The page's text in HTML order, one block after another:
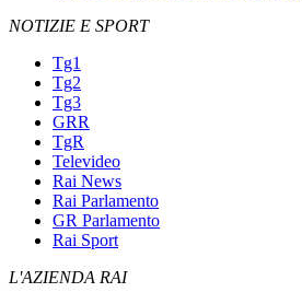
NOTIZIE E SPORT
Tg1
Tg2
Tg3
GRR
TgR
Televideo
Rai News
Rai Parlamento
GR Parlamento
Rai Sport
L'AZIENDA RAI